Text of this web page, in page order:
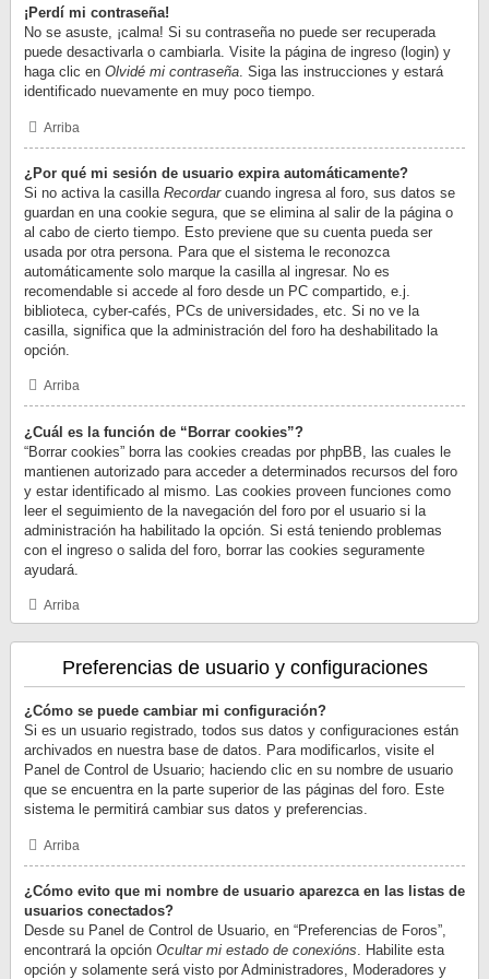
¡Perdí mi contraseña!
No se asuste, ¡calma! Si su contraseña no puede ser recuperada
puede desactivarla o cambiarla. Visite la página de ingreso (login) y
haga clic en Olvidé mi contraseña. Siga las instrucciones y estará
identificado nuevamente en muy poco tiempo.
Arriba
¿Por qué mi sesión de usuario expira automáticamente?
Si no activa la casilla Recordarcuando ingresa al foro, sus datos se
guardan en una cookie segura, que se elimina al salir de la página o
al cabo de cierto tiempo. Esto previene que su cuenta pueda ser
usada por otra persona. Para que el sistema le reconozca
automáticamente solo marque la casilla al ingresar. No es
recomendable si accede al foro desde un PC compartido, e.j.
biblioteca, cyber-cafés, PCs de universidades, etc. Si no ve la
casilla, significa que la administración del foro ha deshabilitado la
opción.
Arriba
¿Cuál es la función de “Borrar cookies”?
“Borrar cookies” borra las cookies creadas por phpBB, las cuales le
mantienen autorizado para acceder a determinados recursos del foro
y estar identificado al mismo. Las cookies proveen funciones como
leer el seguimiento de la navegación del foro por el usuario si la
administración ha habilitado la opción. Si está teniendo problemas
con el ingreso o salida del foro, borrar las cookies seguramente
ayudará.
Arriba
Preferencias de usuario y configuraciones
¿Cómo se puede cambiar mi configuración?
Si es un usuario registrado, todos sus datos y configuraciones están
archivados en nuestra base de datos. Para modificarlos, visite el
Panel de Control de Usuario; haciendo clic en su nombre de usuario
que se encuentra en la parte superior de las páginas del foro. Este
sistema le permitirá cambiar sus datos y preferencias.
Arriba
¿Cómo evito que mi nombre de usuario aparezca en las listas de
usuarios conectados?
Desde su Panel de Control de Usuario, en “Preferencias de Foros”,
encontrará la opción Ocultar mi estado de conexións . Habilite esta
opción y solamente será visto por Administradores, Moderadores y